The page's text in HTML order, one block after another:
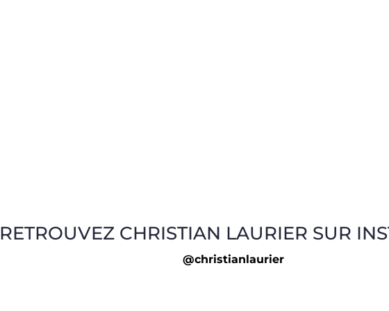
RETROUVEZ CHRISTIAN LAURIER SUR
@christianlaurier